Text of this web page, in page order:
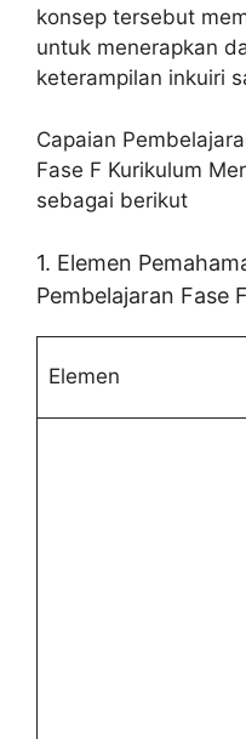
konsep tersebut
untuk menerapkan
keterampilan inkuiri
Capaian
Fase F Kurikulum
sebagai berikut
1. Elemen
Pembelajaran Fase F
Elemen